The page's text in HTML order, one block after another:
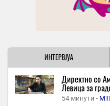
Измерени 34 степени во 11
температурите низ Македонија
По долго време, Јована
партнер Драган
24 минути -Еспресо
Можна размена на
24 минути -Курир
ИНТЕРВЈУА
Директно со
Левица за
54 минути -